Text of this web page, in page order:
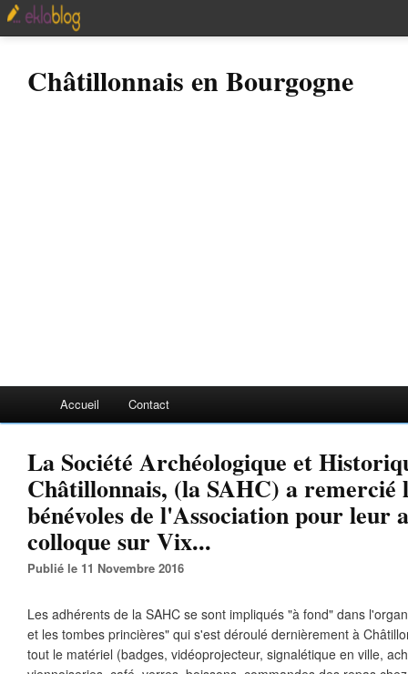
Châtillonnais en Bourgogne
Accueil Contact
La Société Archéologique et
Châtillonnais, (la SAHC) a remercié
bénévoles de l'Association pour leur
colloque sur Vix...
Publié le 11 Novembre 2016
Les adhérents de la SAHC se sont impliqués "à fond" dans
et les tombes princières" qui s'est déroulé dernièrement à
tout le matériel (badges, vidéoprojecteur, signalétique en ville,